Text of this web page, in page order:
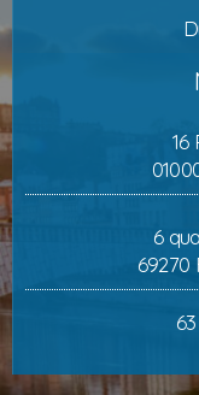
16
6
69270